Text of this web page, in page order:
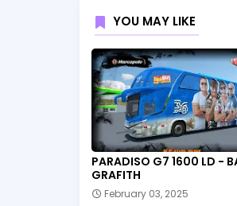
YOU MAY LIKE
PARADISO G7 1600 LD -
GRAFITH
February 03, 2025